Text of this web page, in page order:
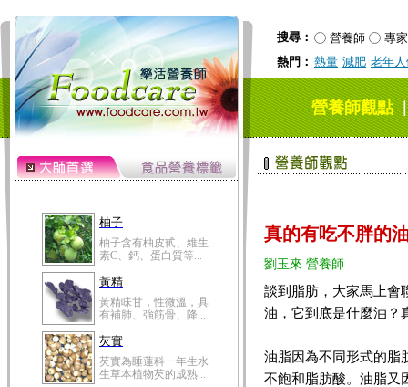
搜尋： 營養師
專家
熱門： 熱量 減肥 老年
營養師觀點
柚子
柚子含有柚皮甙、維生
素C、鈣、蛋白質等...
黃精
黃精味甘，性微溫，具
有補肺、強筋骨、降...
芡實
芡實為睡蓮科一年生水
生草本植物芡的成熟...
真的有吃不胖的
劉玉來 營養師
談到脂肪，大家馬上會
油，它到底是什麼油？
油脂因為不同形式的脂
不飽和脂肪酸。油脂又